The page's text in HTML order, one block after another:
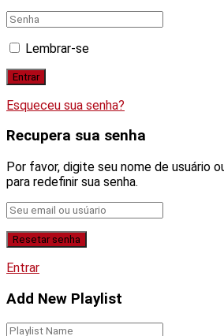
Lembrar-se
Esqueceu sua senha?
Recupera sua senha
Por favor, digite seu nome de usuário
para redefinir sua senha.
Entrar
Add New Playlist